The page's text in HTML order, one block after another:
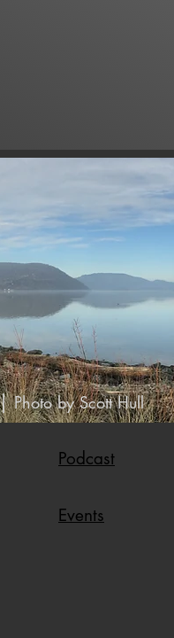
Photo by Scott Hull
Podcast
Events